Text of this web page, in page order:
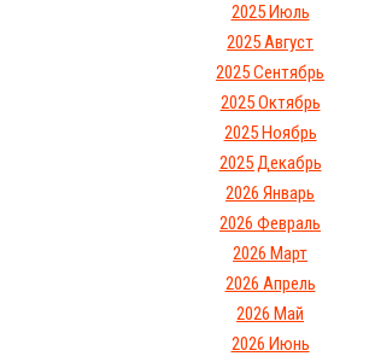
2025 Июль
2025 Август
2025 Сентябрь
2025 Октябрь
2025 Ноябрь
2025 Декабрь
2026 Январь
2026 Февраль
2026 Март
2026 Апрель
2026 Май
2026 Июнь